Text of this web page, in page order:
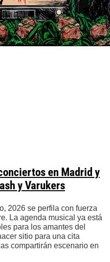
en Madrid y
y Varukers
2026 se perfila con fuerza
La agenda musical ya está
para los amantes del
sitio para una cita
compartirán escenario en